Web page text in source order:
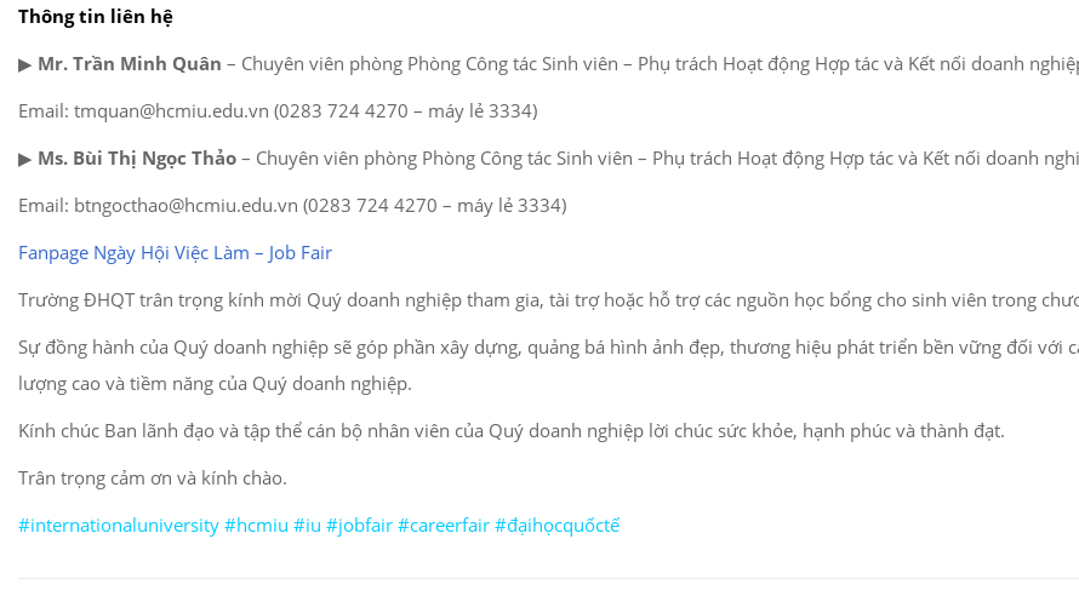
Thông tin liên hệ
▶︎ Mr. Trần Minh Quân – Chuyên viên phòng Phòng Công tác Sinh viên – Phụ trách Hoạt động Hợp tác và Kết nối doanh
Email: tmquan@hcmiu.edu.vn (0283 724 4270 – máy lẻ 3334)
▶︎ Ms. Bùi Thị Ngọc Thảo – Chuyên viên phòng Phòng Công tác Sinh viên – Phụ trách Hoạt động Hợp tác và Kết nối doanh
Email: btngocthao@hcmiu.edu.vn (0283 724 4270 – máy lẻ 3334)
Fanpage Ngày Hội Việc Làm – Job Fair
Trường ĐHQT trân trọng kính mời Quý doanh nghiệp tham gia, tài trợ hoặc hỗ trợ các nguồn học bổng cho sinh viên trong
Sự đồng hành của Quý doanh nghiệp sẽ góp phần xây dựng, quảng bá hình ảnh đẹp, thương hiệu phát triển bền vững đối với
lượng cao và tiềm năng của Quý doanh nghiệp.
Kính chúc Ban lãnh đạo và tập thể cán bộ nhân viên của Quý doanh nghiệp lời chúc sức khỏe, hạnh phúc và thành đạt.
Trân trọng cảm ơn và kính chào.
#internationaluniversity #hcmiu #iu #jobfair #careerfair #đạihọcquốctế